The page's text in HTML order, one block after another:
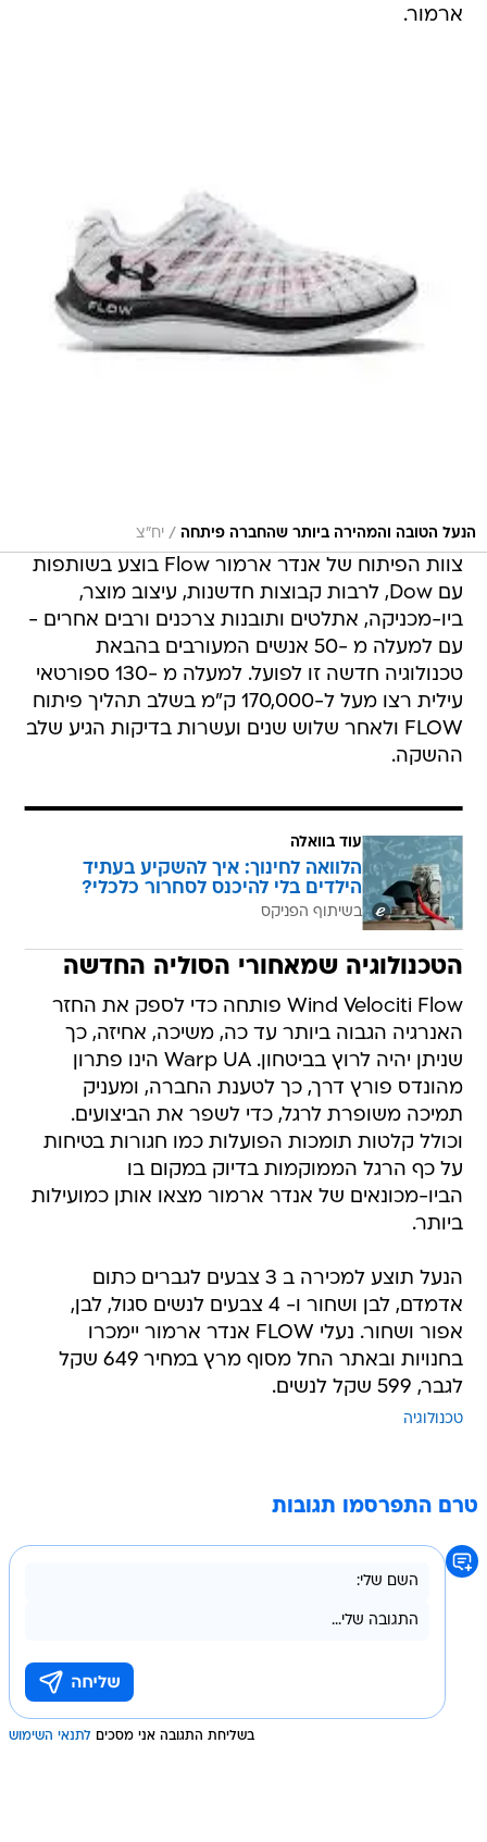
ארמור.
הנעל הטובה והמהירה ביותר שהחברה פיתחה / יח״צ
צוות הפיתוח של אנדר ארמור Flow בוצע בשותפות
עם Dow, לרבות קבוצות חדשנות, עיצוב מוצר,
ביו-מכניקה, אתלטים ותובנות צרכנים ורבים אחרים -
עם למעלה מ -50 אנשים המעורבים בהבאת
טכנולוגיה חדשה זו לפועל. למעלה מ -130 ספורטאי
עילית רצו מעל ל-170,000 ק"מ בשלב תהליך פיתוח
FLOW ולאחר שלוש שנים ועשרות בדיקות הגיע שלב
ההשקה.
עוד בוואלה
הלוואה לחינוך: איך להשקיע בעתיד
הילדים בלי להיכנס לסחרור כלכלי?
בשיתוף הפניקס
הטכנולוגיה שמאחורי הסוליה החדשה
Wind Velociti Flow פותחה כדי לספק את החזר
האנרגיה הגבוה ביותר עד כה, משיכה, אחיזה, כך
שניתן יהיה לרוץ בביטחון. Warp UA הינו פתרון
מהונדס פורץ דרך, כך לטענת החברה, ומעניק
תמיכה משופרת לרגל, כדי לשפר את הביצועים.
וכולל קלטות תומכות הפועלות כמו חגורות בטיחות
על כף הרגל הממוקמות בדיוק במקום בו
הביו-מכונאים של אנדר ארמור מצאו אותן כמועילות
ביותר.
הנעל תוצע למכירה ב 3 צבעים לגברים כתום
אדמדם, לבן ושחור ו- 4 צבעים לנשים סגול, לבן,
אפור ושחור. נעלי FLOW אנדר ארמור יימכרו
בחנויות ובאתר החל מסוף מרץ במחיר 649 שקל
לגבר, 599 שקל לנשים.
טכנולוגיה
טרם התפרסמו תגובות
בשליחת התגובה אני מסכים לתנאי השימוש